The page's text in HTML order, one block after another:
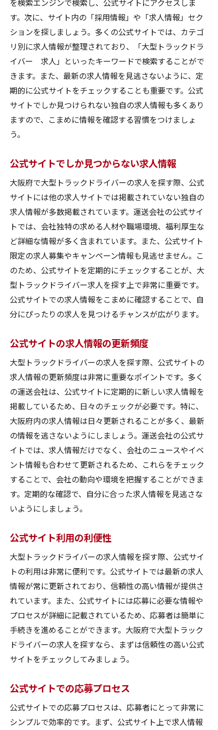
を検索エンジンで検索し、公式サイトにアクセスしま
す。次に、サイト内の「採用情報」や「求人情報」セク
ションを探しましょう。多くの公式サイトでは、カテゴ
リ別に求人情報が整理されており、「大型トラックドラ
イバー 求人」といったキーワードで検索することがで
きます。また、最新の求人情報を見逃さないように、定
期的に公式サイトをチェックすることも重要です。公式
サイトでしか見つけられない独自の求人情報も多くあり
ますので、こまめに情報を確認する習慣をつけましょ
う。
公式サイトでしか見つからない求人情報
大阪府で大型トラックドライバーの求人を探す際、公式
サイトには他の求人サイトでは掲載されていない独自の
求人情報が多数掲載されています。運送会社の公式サイ
トでは、会社独特の求める人材や職場環境、福利厚生な
ど詳細な情報が多く含まれています。また、公式サイト
限定の求人募集やキャンペーン情報も見逃せません。こ
のため、公式サイトを定期的にチェックすることが、大
型トラックドライバー求人を探す上で非常に重要です。
公式サイトでの求人情報をこまめに確認することで、自
分にぴったりの求人を見つけるチャンスが広がります。
公式サイトの求人情報の更新頻度
大型トラックドライバーの求人を探す際、公式サイトの
求人情報の更新頻度は非常に重要なポイントです。多く
の運送会社は、公式サイトに定期的に新しい求人情報を
掲載しているため、日々のチェックが必要です。特に、
大阪府内の求人情報は日々更新されることが多く、最新
の情報を逃さないようにしましょう。運送会社の公式サ
イトでは、求人情報だけでなく、会社のニュースやイベ
ント情報も合わせて更新されるため、これらをチェック
することで、会社の動向や環境を把握することができま
す。定期的な確認で、自分に合った求人情報を見逃さな
いようにしましょう。
公式サイト利用の利便性
大型トラックドライバーの求人情報を探す際、公式サイ
トの利用は非常に便利です。公式サイトでは最新の求人
情報が常に更新されており、信頼性の高い情報が提供さ
れています。また、公式サイトには応募に必要な情報や
プロセスが詳細に記載されているため、応募者は簡単に
手続きを進めることができます。大阪府で大型トラック
ドライバーの求人を探すなら、まずは信頼性の高い公式
サイトをチェックしてみましょう。
公式サイトでの応募プロセス
公式サイトでの応募プロセスは、応募者にとって非常に
シンプルで効率的です。まず、公式サイト上で求人情報